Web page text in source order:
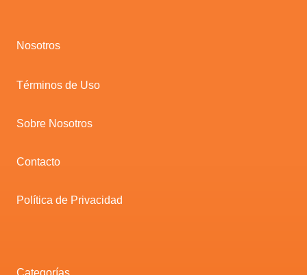
Nosotros
Términos de Uso
Sobre Nosotros
Contacto
Política de Privacidad
Categorías